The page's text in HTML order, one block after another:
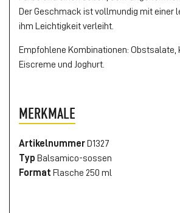
Der Geschmack ist vollmundig mit einer
ihm Leichtigkeit verleiht.
Empfohlene Kombinationen: Obstsalate,
Eiscreme und Joghurt.
MERKMALE
Artikelnummer D1327
Typ Balsamico-sossen
Format Flasche 250 ml